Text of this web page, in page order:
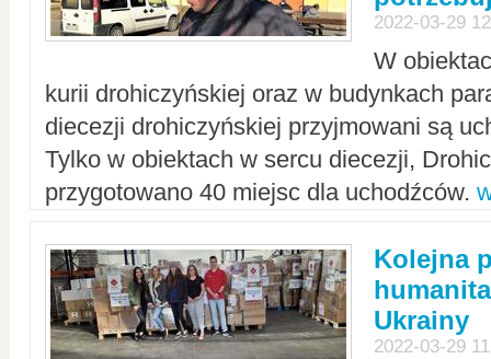
2022-03-29
W
kurii drohiczyńskiej oraz w budynkach
diecezji drohiczyńskiej przyjmowani są
Tylko w obiektach w sercu diecezji,
przygotowano 40 miejsc dla uchodźców.
Kolejna
Ukrainy
2022-03-29